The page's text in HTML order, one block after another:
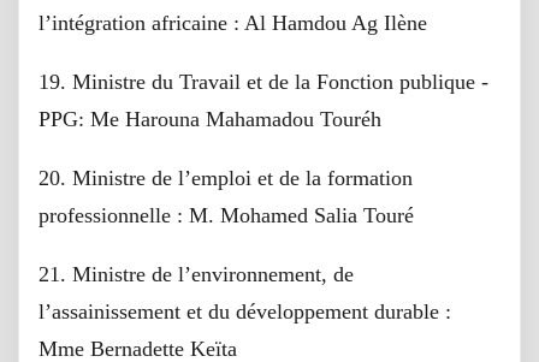
l’intégration africaine : Al Hamdou Ag Ilène
19. Ministre du Travail et de la Fonction publique -
PPG: Me Harouna Mahamadou Touréh
20. Ministre de l’emploi et de la formation
professionnelle : M. Mohamed Salia Touré
21. Ministre de l’environnement, de
l’assainissement et du développement durable :
Mme Bernadette Keïta